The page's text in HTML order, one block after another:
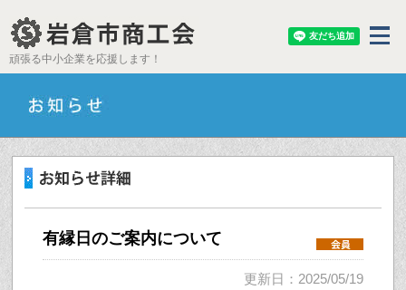
頑張る中小企業を応援します！
有縁日のご案内について
更新日：2025/05/19